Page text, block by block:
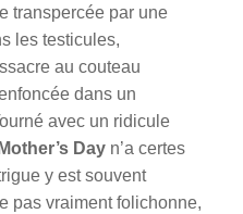
transpercée par une
les testicules,
au couteau
dans un
avec un ridicule
Mother’s Day n’a certes
y est souvent
pas vraiment folichonne,